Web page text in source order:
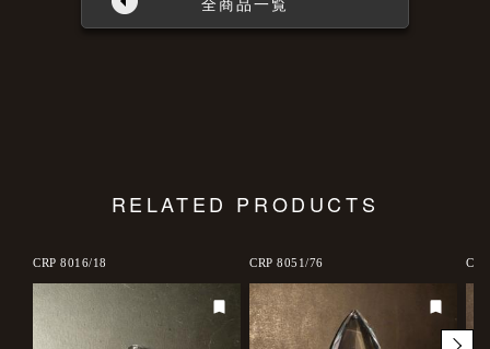
RELATED PRODUCTS
CRP 8016/18 CRP 8051/76